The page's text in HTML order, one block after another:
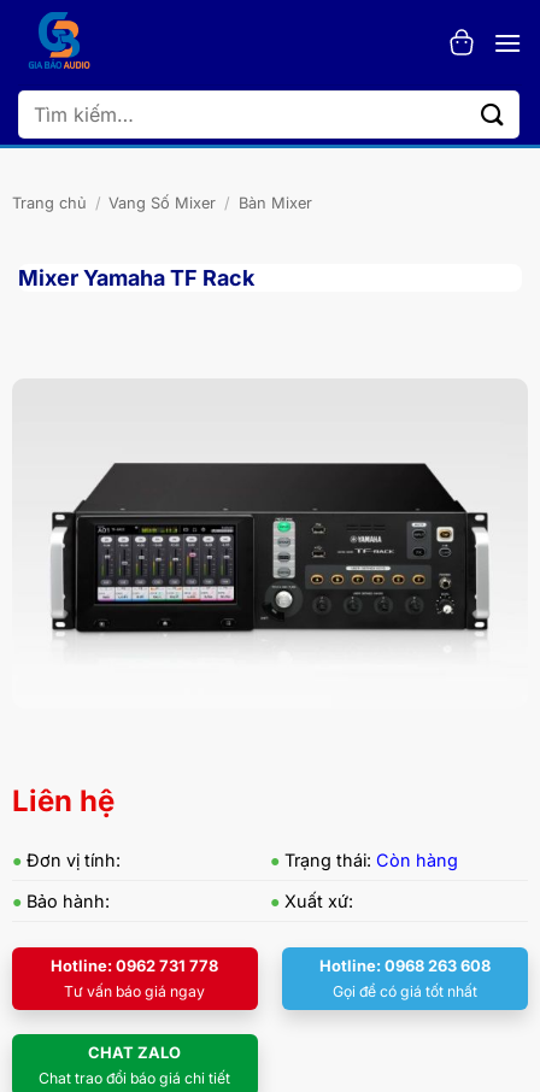
dung
Tìm
kiếm:
Trang chủ / Vang Số Mixer / Bàn Mixer
Mixer Yamaha TF Rack
Liên hệ
● Đơn vị tính: ● Trạng thái: Còn hàng
● Bảo hành: ● Xuất xứ:
Hotline: 0962 731 778
Tư vấn báo giá ngay
Hotline: 0968 263 608
Gọi để có giá tốt nhất
CHAT ZALO
Chat trao đổi báo giá chi tiết